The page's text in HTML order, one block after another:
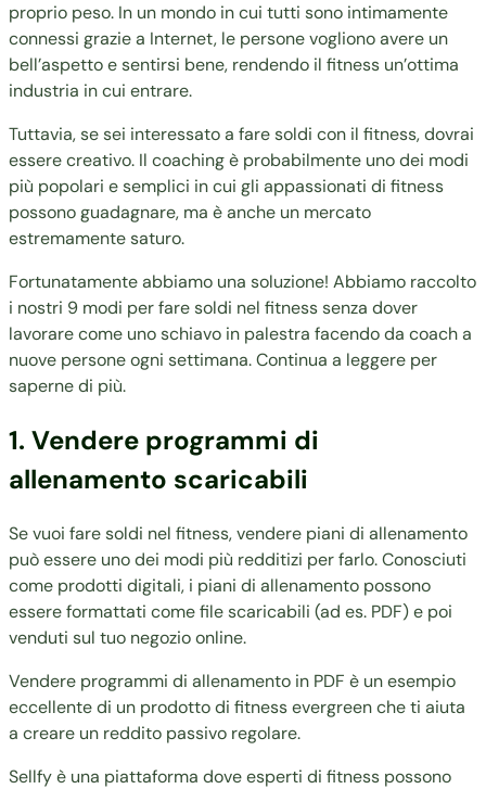
proprio peso. In un mondo in cui tutti sono intimamente
connessi grazie a Internet, le persone vogliono avere un
bell’aspetto e sentirsi bene, rendendo il fitness un’ottima
industria in cui entrare.
Tuttavia, se sei interessato a fare soldi con il fitness, dovrai
essere creativo. Il coaching è probabilmente uno dei modi
più popolari e semplici in cui gli appassionati di fitness
possono guadagnare, ma è anche un mercato
estremamente saturo.
Fortunatamente abbiamo una soluzione! Abbiamo raccolto
i nostri 9 modi per fare soldi nel fitness senza dover
lavorare come uno schiavo in palestra facendo da coach a
nuove persone ogni settimana. Continua a leggere per
saperne di più.
1. Vendere programmi di
allenamento scaricabili
Se vuoi fare soldi nel fitness, vendere piani di allenamento
può essere uno dei modi più redditizi per farlo.Conosciuti
come prodotti digitali, i piani di allenamento possono
essere formattati come file scaricabili (ad es. PDF) e poi
venduti sul tuo negozio online.
Vendere programmi di allenamento in PDF è un esempio
eccellente di un prodotto di fitness evergreen che ti aiuta
a creare un reddito passivo regolare.
Sellfy è una piattaforma dove esperti di fitness possono